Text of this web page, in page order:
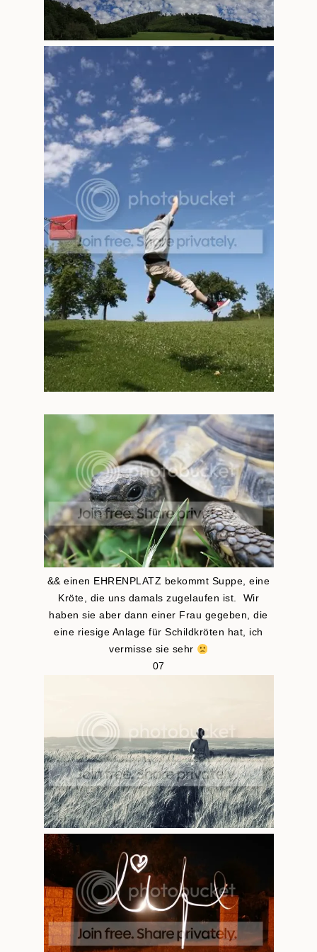
&& einen EHRENPLATZ bekommt Suppe, eine
Kröte, die uns damals zugelaufen ist. Wir
haben sie aber dann einer Frau gegeben, die
eine riesige Anlage für Schildkröten hat, ich
vermisse sie sehr
07